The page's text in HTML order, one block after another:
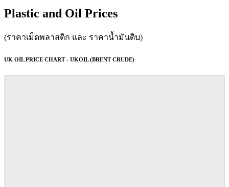
Plastic and Oil Prices
(ราคาเม็ดพลาสติก และ ราคาน้ำมันดิบ)
UK OIL PRICE CHART - UKOIL (BRENT CRUDE)